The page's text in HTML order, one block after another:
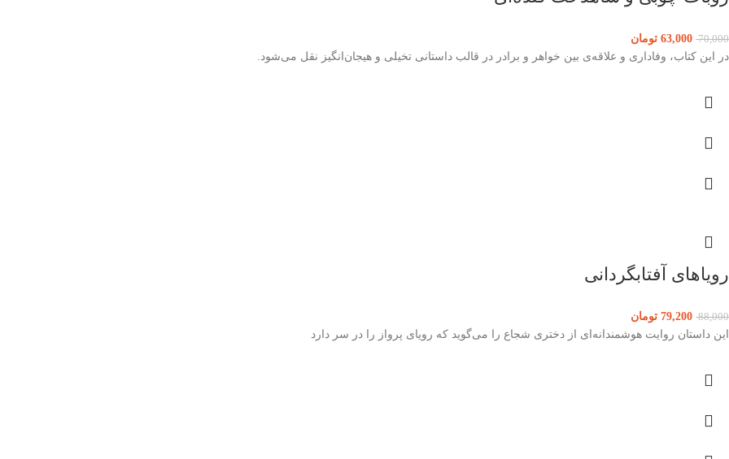
70,000
63,000 تومان
در این کتاب، وفاداری و علاقه‌ی بین خواهر و برادر در قالب داستانی تخیلی و هیجان‌انگیز نقل می‌شود.
رویاهای آفتابگردانی
88,000
79,200 تومان
این داستان روایت هوشمندانه‌ای از دختری شجاع را می‌گوید که رویای پرواز را در سر دارد